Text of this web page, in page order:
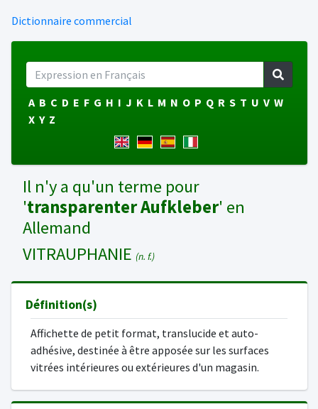
Dictionnaire commercial
A B C D E F G H I J K L M N O P Q R S T U V W
X Y Z
Il n'y a qu'un terme pour
'transparenter Aufkleber' en
Allemand
VITRAUPHANIE (n. f.)
Définition(s)
Affichette de petit format, translucide et auto-
adhésive, destinée à être apposée sur les surfaces
vitrées intérieures ou extérieures d'un magasin.